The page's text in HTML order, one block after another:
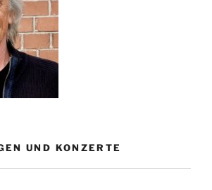
UND KONZERTE